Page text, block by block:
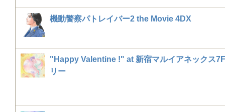
機動警察パトレイバー2 the Movie 4DX
"Happy Valentine !" at 新宿マルイアネックス
リー